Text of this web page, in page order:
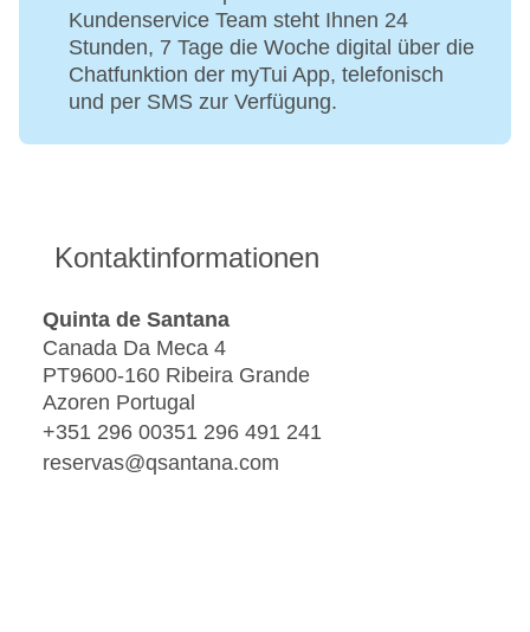
Kundenservice Team steht Ihnen 24
Stunden, 7 Tage die Woche digital über die
Chatfunktion der myTui App, telefonisch
und per SMS zur Verfügung.
Kontaktinformationen
Quinta de Santana
Canada Da Meca 4
PT9600-160 Ribeira Grande
Azoren Portugal
+351 296 00351 296 491 241
reservas@qsantana.com